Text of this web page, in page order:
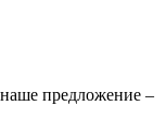
предложение –